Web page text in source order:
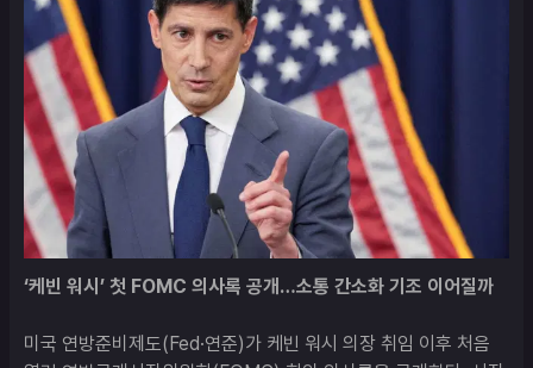
‘케빈 워시’ 첫 FOMC 의사록 공개…소통 간소화 기조 이어질까
미국 연방준비제도(Fed·연준)가 케빈 워시 의장 취임 이후 처음